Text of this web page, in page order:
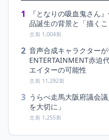
1
『となりの吸血鬼さん
品誕生の背景と「描くこ
조회 1,004회
2 音声合成キャラクター
ENTERTAINMENT赤迫
エイターの可能性
조회 11,292회
3 うらべ走馬大阪府議会
を大切に」
조회 1,255회